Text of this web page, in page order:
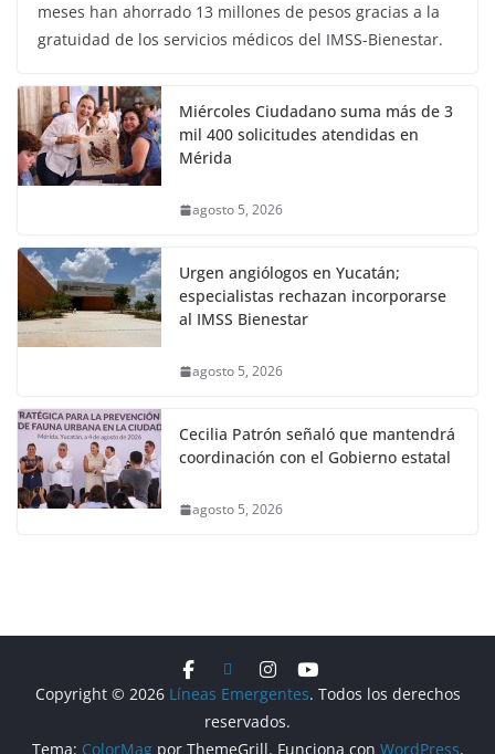
meses han ahorrado 13 millones de pesos gracias a la
gratuidad de los servicios médicos del IMSS-Bienestar.
Miércoles Ciudadano suma más de 3
mil 400 solicitudes atendidas en
Mérida
agosto 5, 2026
Urgen angiólogos en Yucatán;
especialistas rechazan incorporarse
al IMSS Bienestar
agosto 5, 2026
Cecilia Patrón señaló que mantendrá
coordinación con el Gobierno estatal
agosto 5, 2026
Copyright © 2026 Líneas Emergentes. Todos los derechos
reservados.
Tema: ColorMagpor ThemeGrill. Funciona con WordPress.